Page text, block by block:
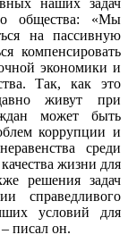
общества: «Мы
на пассивную
компенсировать
экономики и
Так, как это
живут при
может быть
коррупции и
среди
жизни для
решения задач
справедливого
условий для
писал он.